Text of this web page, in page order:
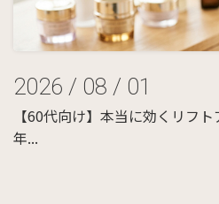
2026 / 08 / 01
【60代向け】本当に効くリフト
年...